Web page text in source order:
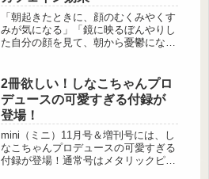
ます。 素敵なあの人 2026年3月号
（通常号） 出典:beautyまとめ ■素
敵なあの人 20...
「朝起きたときに、顔のむくみやくす
みが気になる」「鏡に映るぼんやりし
た自分の顔を見て、朝から憂鬱にな
タートが台無しになってしまいますよ
ね。新たなスキンケアとして注目され
ている「塗るカフェイン」は、そんな
肌の悩みを解決に導いてくれるかもし
れません。今回は、塗るカフェインに
ついて、薬剤師・美容薬剤師の水谷優
実さんに解説いただきます。朝の顔、
なんだかぼんやり問題 ...
2冊欲しい！しなこちゃんプロ
デュースの可愛すぎる付録が
登場！
mini（ミニ）11月号＆増刊号には、し
なこちゃんプロデュースの可愛すぎる
付録が登場！通常号はメタリックピン